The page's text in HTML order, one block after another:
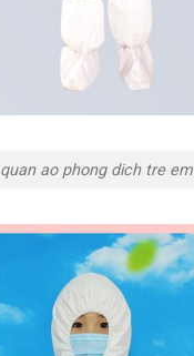
quan ao phong dich tre em